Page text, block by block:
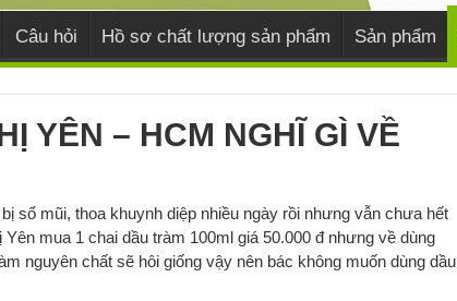
Câu hỏi Hồ sơ chất lượng sản phẩm Sản phẩm
YÊN – HCM NGHĨ GÌ VỀ
sổ mũi, thoa khuynh diệp nhiều ngày rồi nhưng vẫn chưa hết
mua 1 chai dầu tràm 100ml giá 50.000 đ nhưng về dùng
nguyên chất sẽ hôi giống vậy nên bác không muốn dùng dầu